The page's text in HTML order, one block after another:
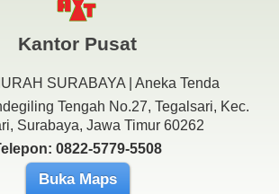
Kantor Pusat
SURABAYA | Aneka Tenda
Tengah No.27, Tegalsari, Kec.
Surabaya, Jawa Timur 60262
0822-5779-5508
Buka Maps